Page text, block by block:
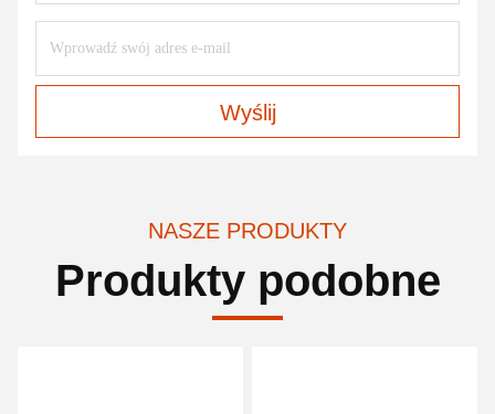
Wyślij
NASZE PRODUKTY
Produkty podobne